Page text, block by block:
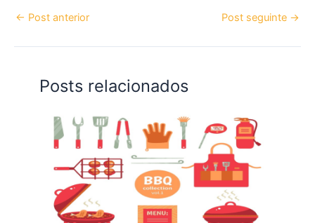
← Post anterior Post seguinte →
Posts relacionados